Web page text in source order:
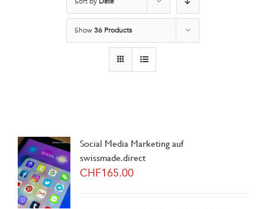
Show36 Products
Social Media Marketing auf
swissmade.direct
CHF165.00